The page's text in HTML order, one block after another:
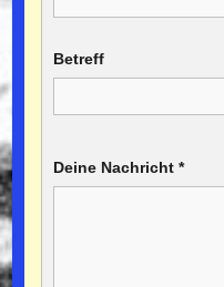
Betreff
Deine Nachricht *